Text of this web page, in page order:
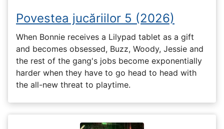
Povestea jucăriilor 5 (2026)
When Bonnie receives a Lilypad tablet as a gift
and becomes obsessed, Buzz, Woody, Jessie and
the rest of the gang's jobs become exponentially
harder when they have to go head to head with
the all-new threat to playtime.